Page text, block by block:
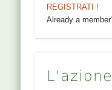
REGISTRATI !
Already a